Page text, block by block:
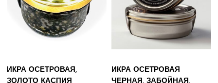
ИКРА ОСЕТРОВАЯ,
ЗОЛОТО КАСПИЯ
ИКРА ОСЕТРОВАЯ
ЧЕРНАЯ, ЗАБОЙНАЯ,